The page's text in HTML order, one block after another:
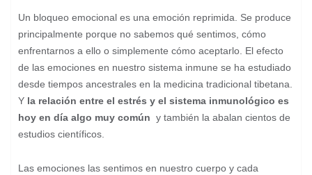
Un bloqueo emocional es una emoción reprimida. Se produce
principalmente porque no sabemos qué sentimos, cómo
enfrentarnos a ello o simplemente cómo aceptarlo. El efecto
de las emociones en nuestro sistema inmune se ha estudiado
desde tiempos ancestrales en la medicina tradicional tibetana.
Y la relación entre el estrés y el sistema inmunológico es
hoy en día algo muy común y también la abalan cientos de
estudios científicos.
Las emociones las sentimos en nuestro cuerpo y cada